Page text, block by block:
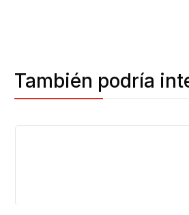
También podría